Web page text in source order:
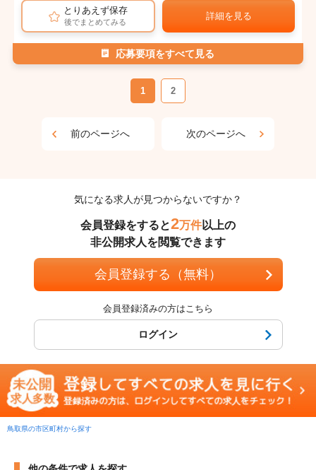
とりあえず保存
後でまとめてみる
詳細を見る
応募要項をすべて見る
1 2
前のページへ 次のページへ
気になる求人が見つからないですか？
会員登録をすると2万件以上の
非公開求人を閲覧できます
会員登録する（無料）
会員登録済みの方はこちら
ログイン
鳥取県の市区町村から探す